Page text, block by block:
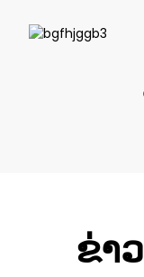
ຂ່າວ